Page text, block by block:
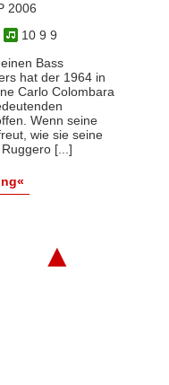
2006
10 9 9
Bass
hat der 1964 in
Carlo Colombara
Wenn seine
wie sie seine
[...]
▲